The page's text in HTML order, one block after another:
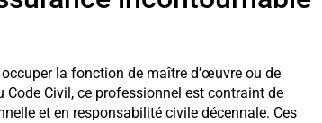
la fonction de maître d’œuvre ou de
Civil, ce professionnel est contraint de
et en responsabilité civile décennale. Ces